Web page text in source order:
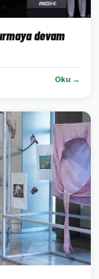
devam
Oku →